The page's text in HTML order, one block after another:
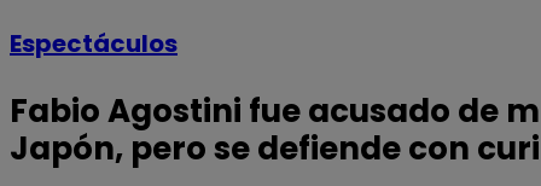
Espectáculos
Fabio Agostini fue acusado de
Japón, pero se defiende con